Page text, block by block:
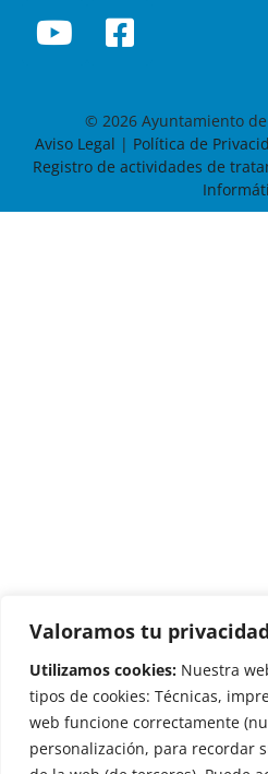
Valoramos tu privacidad
Utilizamos cookies: Nuestra
tipos de cookies: Técnicas,
web funcione correctamente
personalización, para recordar
© 2026 Ayuntamiento
Aviso Legal | Política de
Registro de actividades de